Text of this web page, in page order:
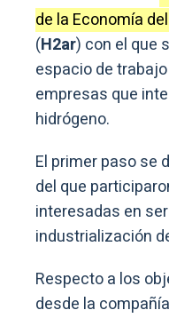
de la Economía
(H2ar) con el que
espacio de
empresas que
hidrógeno.
El primer paso se
del que
interesadas en
industrialización
Respecto a los
desde la